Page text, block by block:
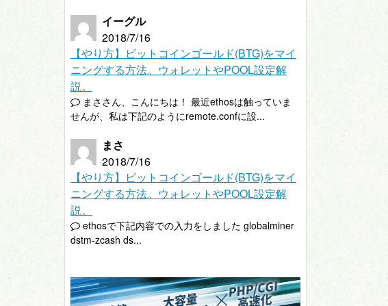
イーグル
2018/7/16
【やり方】ビットコインゴールド(BTG)をマイ
ニングする方法。ウォレットやPOOL設定解
説。
まささん、こんにちは！ 最近ethosは触っていま
せんが、私は下記のようにremote.confに設...
まさ
2018/7/16
【やり方】ビットコインゴールド(BTG)をマイ
ニングする方法。ウォレットやPOOL設定解
説。
ethosで下記内容での入力をしました globalminer
dstm-zcash ds...